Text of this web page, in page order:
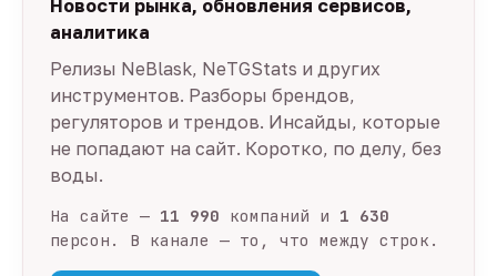
Новости рынка, обновления сервисов,
аналитика
Релизы NeBlask, NeTGStats и других
инструментов. Разборы брендов,
регуляторов и трендов. Инсайды, которые
не попадают на сайт. Коротко, по делу, без
воды.
На сайте — 11 990 компаний и 1 630
персон. В канале — то, что между строк.